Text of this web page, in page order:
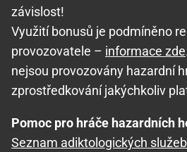
závislost!
Využití bonusů je podmíněno
provozovatele – informace zde
nejsou provozovány hazardní
zprostředkování jakýchkoliv
Pomoc pro hráče hazardních
Seznam adiktologických